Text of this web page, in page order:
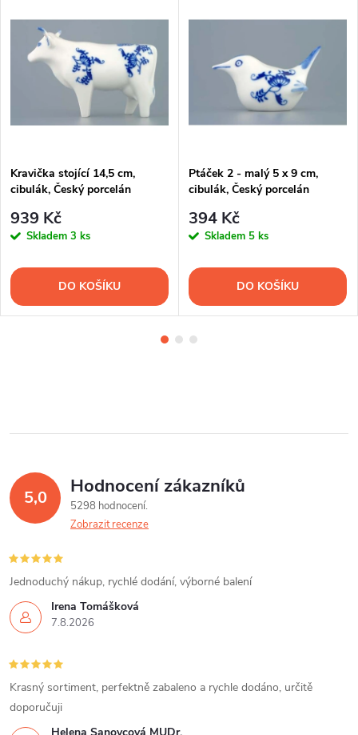
Kravička stojící 14,5 cm,
cibulák, Český porcelán
939 Kč
Skladem 3 ks
DO KOŠÍKU
Ptáček 2 - malý 5 x 9 cm,
cibulák, Český porcelán
394 Kč
Skladem 5 ks
DO KOŠÍKU
5,0 Hodnocení zákazníků
5298 hodnocení
Zobrazit recenze
Irena Tomášková
7.8.2026
Jednoduchý nákup, rychlé dodání, výborné balení
Krasný sortiment, perfektně zabaleno a rychle dodáno, určitě
doporučuji